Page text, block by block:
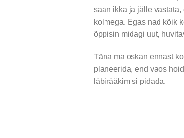
saan ikka ja jälle
kolmega. Egas nad kõik
õppisin midagi uut,
Täna ma oskan ennast
planeerida, end vaos
läbirääkimisi pidada.